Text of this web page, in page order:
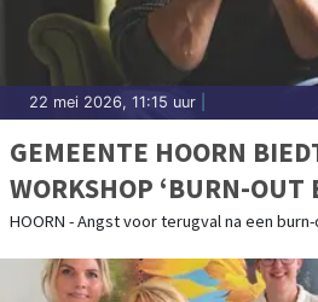
22 mei 2026, 11:15 uur
GEMEENTE HOORN
WORKSHOP ‘BURN-OUT
VOOR TERUGVAL’
HOORN - Angst voor terugval na een